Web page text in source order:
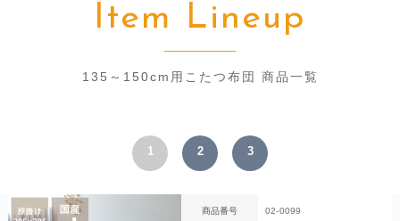
Item Lineup
135～150cm用こたつ布団 商品一覧
1 2 3
商品番号 02-0099